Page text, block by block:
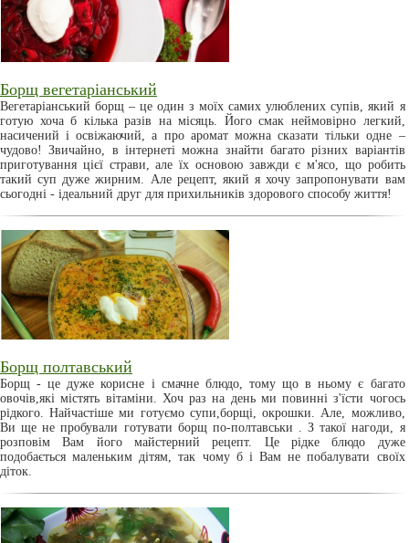
Борщ вегетаріанський
Вегетаріанський борщ – це один з моїх самих улюблених супів, який я
готую хоча б кілька разів на місяць. Його смак неймовірно легкий,
насичений і освіжаючий, а про аромат можна сказати тільки одне –
чудово! Звичайно, в інтернеті можна знайти багато різних варіантів
приготування цієї страви, але їх основою завжди є м'ясо, що робить
такий суп дуже жирним. Але рецепт, який я хочу запропонувати вам
сьогодні - ідеальний друг для прихильників здорового способу життя!
Борщ полтавський
Борщ - це дуже корисне і смачне блюдо, тому що в ньому є багато
овочів,які містять вітаміни. Хоч раз на день ми повинні з'їсти чогось
рідкого. Найчастіше ми готуємо супи,борщі, окрошки. Але, можливо,
Ви ще не пробували готувати борщ по-полтавськи . З такої нагоди, я
розповім Вам його майстерний рецепт. Це рідке блюдо дуже
подобається маленьким дітям, так чому б і Вам не побалувати своїх
діток.